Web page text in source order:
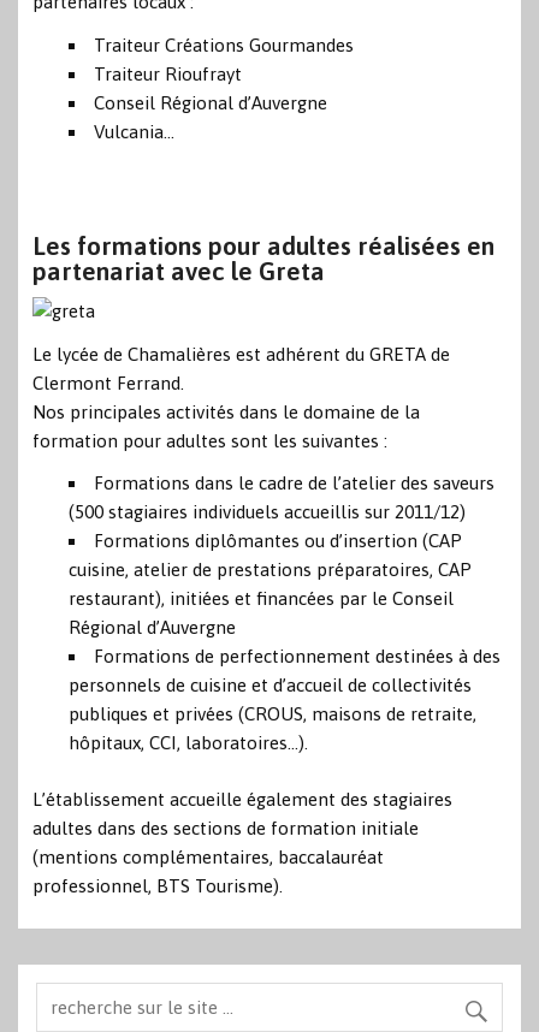
Traiteur Créations Gourmandes
Traiteur Rioufrayt
Conseil Régional d’Auvergne
Vulcania…
Les formations pour adultes réalisées en
partenariat avec le Greta
Le lycée de Chamalières est adhérent du GRETA de
Clermont Ferrand.
Nos principales activités dans le domaine de la
formation pour adultes sont les suivantes :
Formations dans le cadre de l’atelier des saveurs
(500 stagiaires individuels accueillis sur 2011/12)
Formations diplômantes ou d’insertion (CAP
cuisine, atelier de prestations préparatoires, CAP
restaurant), initiées et financées par le Conseil
Régional d’Auvergne
Formations de perfectionnement destinées à des
personnels de cuisine et d’accueil de collectivités
publiques et privées (CROUS, maisons de retraite,
hôpitaux, CCI, laboratoires…).
L’établissement accueille également des stagiaires
adultes dans des sections de formation initiale
(mentions complémentaires, baccalauréat
professionnel, BTS Tourisme).